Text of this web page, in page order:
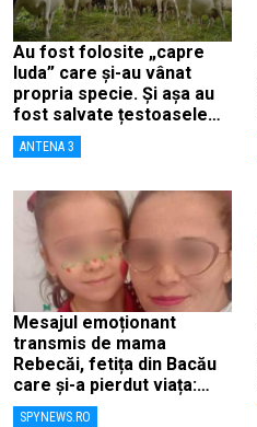
Au fost folosite „capre
Iuda” care și-au vânat
propria specie. Și așa au
fost salvate țestoasele
de Galapagos
ANTENA 3
Mesajul emoționant
transmis de mama
Rebecăi, fetița din Bacău
care și-a pierdut viața:
„Îngerașul meu…”
SPYNEWS.RO